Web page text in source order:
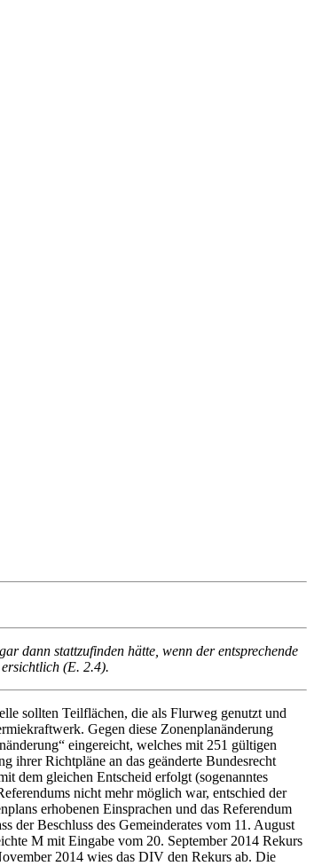
dann stattzufinden hätte, wenn der entsprechende
(E. 2.4).
sollten Teilflächen, die als Flurweg genutzt und
Gegen diese Zonenplanänderung
eingereicht, welches mit 251 gültigen
ihrer Richtpläne an das geänderte Bundesrecht
dem gleichen Entscheid erfolgt (sogenanntes
nicht mehr möglich war, entschied der
erhobenen Einsprachen und das Referendum
der Beschluss des Gemeinderates vom 11. August
M mit Eingabe vom 20. September 2014 Rekurs
2014 wies das DIV den Rekurs ab. Die